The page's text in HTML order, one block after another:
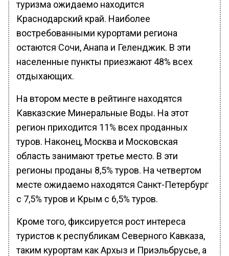
туризма ожидаемо находится
Краснодарский край. Наиболее
востребованными курортами региона
остаются Сочи, Анапа и Геленджик. В эти
населенные пункты приезжают 48% всех
отдыхающих.
На втором месте в рейтинге находятся
Кавказские Минеральные Воды. На этот
регион приходится 11% всех проданных
туров. Наконец, Москва и Московская
область занимают третье место. В эти
регионы проданы 8,5% туров. На четвертом
месте ожидаемо находятся Санкт-Петербург
с 7,5% туров и Крым с 6,5% туров.
Кроме того, фиксируется рост интереса
туристов к республикам Северного Кавказа,
таким курортам как Архыз и Приэльбрусье, а